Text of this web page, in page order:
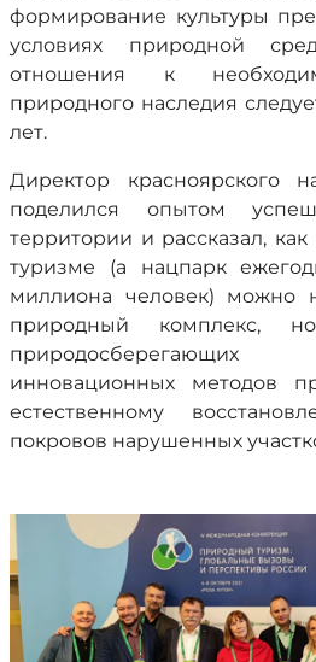
формирование культуры
условиях природной
отношения к
природного наследия
лет.
Директор красноярского
поделился опытом
территории и рассказал,
туризме (а нацпарк
миллиона человек) можно
природный
инновационных методов
естественному
покровов нарушенных